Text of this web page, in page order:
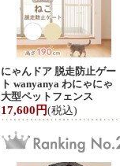
にゃんドア 脱走防止ゲー
ト wanyanya わにゃにゃ
大型ペットフェンス
17,600円(税込)